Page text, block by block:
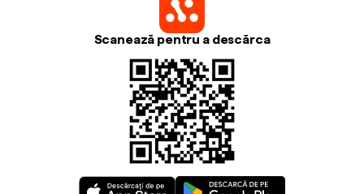
Scanează pentru a descărca